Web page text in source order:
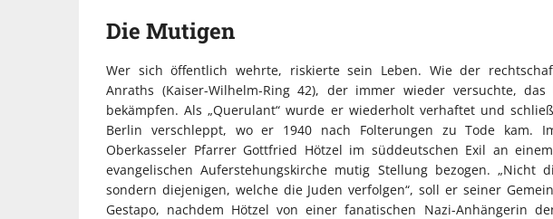
Die Mutigen
Wer sich öffentlich wehrte, riskierte sein Leben. Wie der
Anraths (Kaiser-Wilhelm-Ring 42), der immer wieder versuchte,
bekämpfen. Als „Querulant“ wurde er wiederholt verhaftet und
Berlin verschleppt, wo er 1940 nach Folterungen zu Tode kam.
Oberkasseler Pfarrer Gottfried Hötzel im süddeutschen Exil an
evangelischen Auferstehungskirche mutig Stellung bezogen. „Nicht
sondern diejenigen, welche die Juden verfolgen“, soll er seiner
Gestapo, nachdem Hötzel von einer fanatischen Nazi-Anhängerin